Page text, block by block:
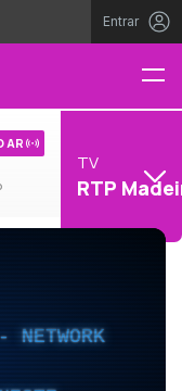
Entrar
AR
TV
RTP